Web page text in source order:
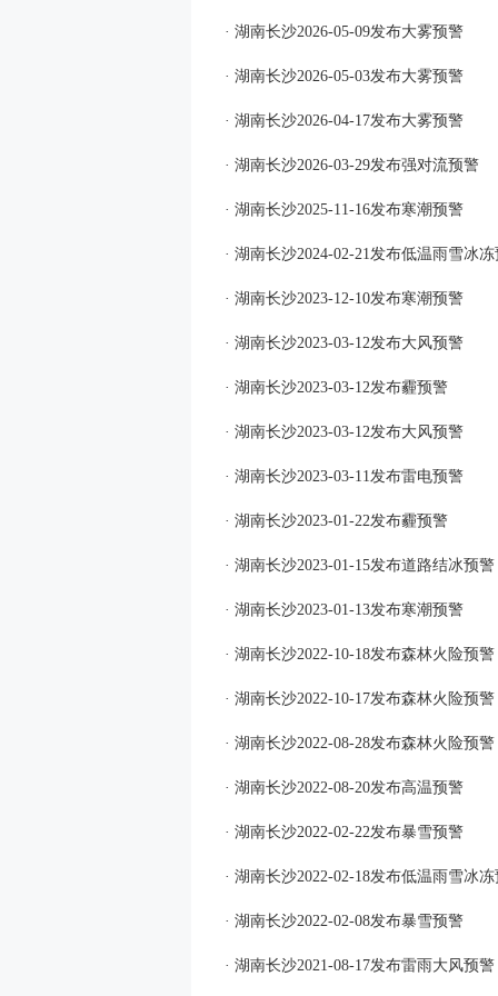
· 湖南长沙2026-05-09发布大雾预警
· 湖南长沙2026-05-03发布大雾预警
· 湖南长沙2026-04-17发布大雾预警
· 湖南长沙2026-03-29发布强对流预警
· 湖南长沙2025-11-16发布寒潮预警
· 湖南长沙2024-02-21发布低温雨雪冰
· 湖南长沙2023-12-10发布寒潮预警
· 湖南长沙2023-03-12发布大风预警
· 湖南长沙2023-03-12发布霾预警
· 湖南长沙2023-03-12发布大风预警
· 湖南长沙2023-03-11发布雷电预警
· 湖南长沙2023-01-22发布霾预警
· 湖南长沙2023-01-15发布道路结冰预警
· 湖南长沙2023-01-13发布寒潮预警
· 湖南长沙2022-10-18发布森林火险预警
· 湖南长沙2022-10-17发布森林火险预警
· 湖南长沙2022-08-28发布森林火险预警
· 湖南长沙2022-08-20发布高温预警
· 湖南长沙2022-02-22发布暴雪预警
· 湖南长沙2022-02-18发布低温雨雪冰
· 湖南长沙2022-02-08发布暴雪预警
· 湖南长沙2021-08-17发布雷雨大风预警